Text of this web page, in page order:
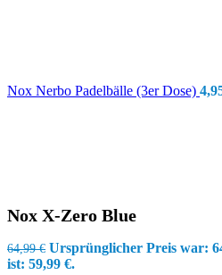
Nox Nerbo Padelbälle (3er Dose)
Nox X-Zero Blue
64,99€ Ursprünglicher Preis war:
ist: 59,99 €.